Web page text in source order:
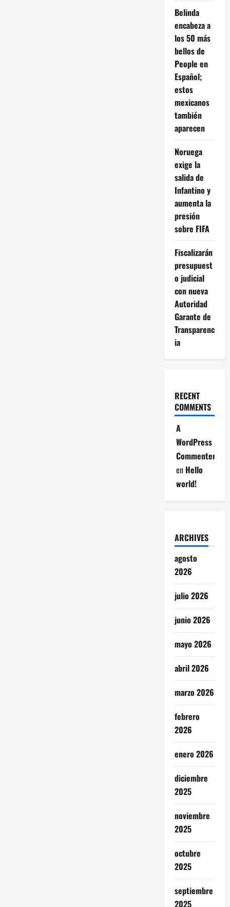
Belinda
encabeza a
los 50 más
bellos de
People en
Español;
estos
mexicanos
también
aparecen
Noruega
exige la
salida de
Infantino y
aumenta la
presión
sobre FIFA
Fiscalizarán
presupuest
o judicial
con nueva
Autoridad
Garante de
Transparenc
ia
RECENT
COMMENTS
A
WordPress
Commenter
en Hello
world!
ARCHIVES
agosto
2026
julio 2026
junio 2026
mayo 2026
abril 2026
marzo 2026
febrero
2026
enero 2026
diciembre
2025
noviembre
2025
octubre
2025
septiembre
2025